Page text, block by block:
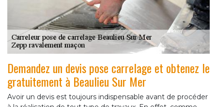
Demandez un devis pose carrelage et obtenez le
gratuitement à Beaulieu Sur Mer
Avoir un devis est toujours indispensable avant de procéder